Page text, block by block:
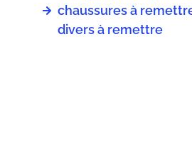
chaussures à
divers à remettre